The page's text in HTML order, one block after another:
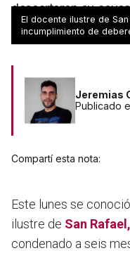
descartaron su
alumna
El docente ilustre de
incumplimiento de
Jeremias
Publicado
Compartí esta nota:
Este lunes se
ilustre de San Rafael ,
condenado a seis